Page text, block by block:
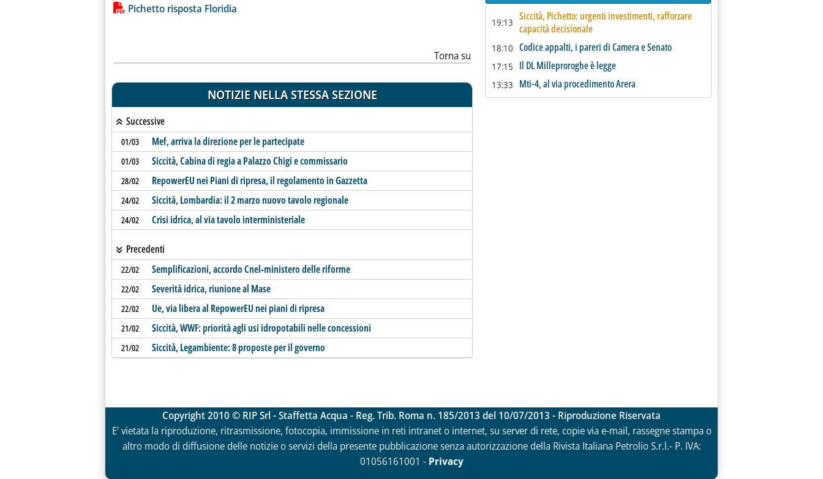
Pichetto risposta Floridia
Torna su
NOTIZIE NELLA STESSA SEZIONE
Successive
01/03 Mef, arriva la direzione per le partecipate
01/03 Siccità, Cabina di regia a Palazzo Chigi e commissario
28/02 RepowerEU nei Piani di ripresa, il regolamento in Gazzetta
24/02 Siccità, Lombardia: il 2 marzo nuovo tavolo regionale
24/02 Crisi idrica, al via tavolo interministeriale
Precedenti
22/02 Semplificazioni, accordo Cnel-ministero delle riforme
22/02 Severità idrica, riunione al Mase
22/02 Ue, via libera al RepowerEU nei piani di ripresa
21/02 Siccità, WWF: priorità agli usi idropotabili nelle concessioni
21/02 Siccità, Legambiente: 8 proposte per il governo
19:13 Siccità, Pichetto: urgenti investimenti, rafforzare
capacità decisionale
18:10 Codice appalti, i pareri di Camera e Senato
17:15 Il DL Milleproroghe è legge
13:33 Mti-4, al via procedimento Arera
Copyright 2010 © RIP Srl - Staffetta Acqua - Reg. Trib. Roma n. 185/2013 del 10/07/2013 - Riproduzione Riservata
E' vietata la riproduzione, ritrasmissione, fotocopia, immissione in reti intranet o internet, su server di rete, copie via e-mail, rassegne stampa o
altro modo di diffusione delle notizie o servizi della presente pubblicazione senza autorizzazione della Rivista Italiana Petrolio S.r.l.- P. IVA:
01056161001 - Privacy